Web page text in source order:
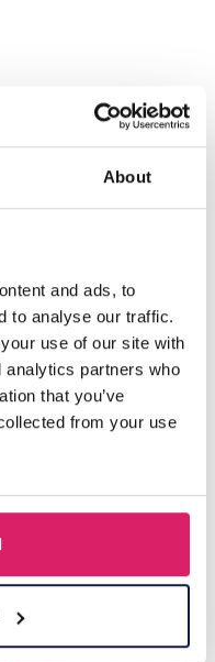
About
and ads, to
to analyse our traffic.
use of our site with
analytics partners who
that you’ve
from your use
39-44cm - 6pcs